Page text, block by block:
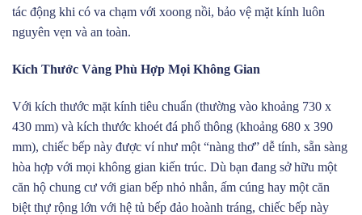
tác động khi có va chạm với xoong nồi, bảo vệ mặt kính luôn
nguyên vẹn và an toàn.
Kích Thước Vàng Phù Hợp Mọi Không Gian
Với kích thước mặt kính tiêu chuẩn (thường vào khoảng 730 x
430 mm) và kích thước khoét đá phổ thông (khoảng 680 x 390
mm), chiếc bếp này được ví như một “nàng thơ” dễ tính, sẵn sàng
hòa hợp với mọi không gian kiến trúc. Dù bạn đang sở hữu một
căn hộ chung cư với gian bếp nhỏ nhắn, ấm cúng hay một căn
biệt thự rộng lớn với hệ tủ bếp đảo hoành tráng, chiếc bếp này